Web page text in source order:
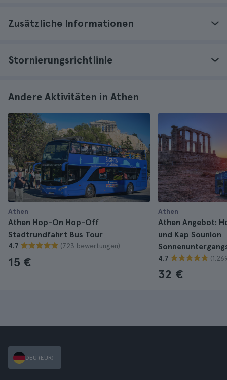
Zusätzliche Informationen
Stornierungsrichtlinie
Andere Aktivitäten in Athen
Athen
Athen Hop-On Hop-Off
Stadtrundfahrt Bus Tour
4.7 (723 bewertungen)
15 €
Athen
Athen Angebot:
und Kap Sounion
4.7
32 €
DEU (EUR)